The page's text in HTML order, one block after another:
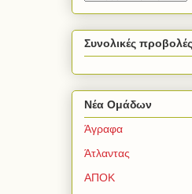
Συνολικές
Νέα Ομάδων
Άγραφα
Άτλαντας
ΑΠΟΚ